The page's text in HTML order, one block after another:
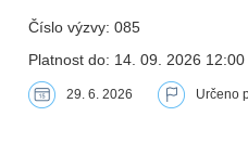
Číslo výzvy: 085
Platnost do: 14. 09. 2026 12:00
29. 6. 2026 Určeno